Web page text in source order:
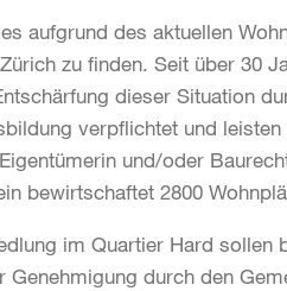
aufgrund des aktuellen
zu finden. Seit über 30
dieser Situation
verpflichtet und
und/oder
bewirtschaftet 2800
im Quartier Hard sollen
Genehmigung durch den